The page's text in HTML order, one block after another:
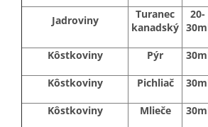
Jadroviny
Turanec
kanadský
20-
Kôstkoviny Pýr
Kôstkoviny Pichliač
Kôstkoviny Mlieče